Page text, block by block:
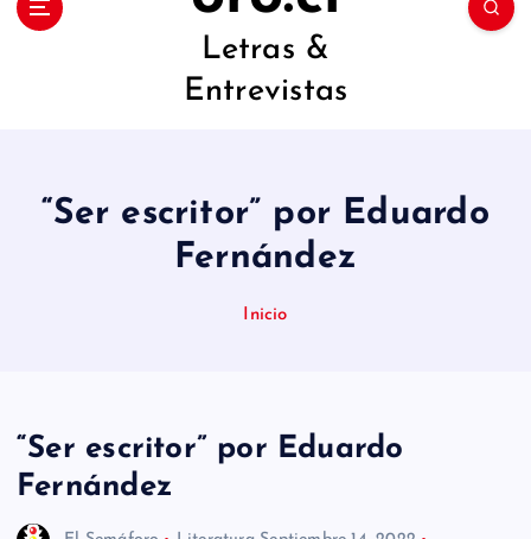
Letras &
Entrevistas
“Ser escritor” por Eduardo
Fernández
Inicio
“Ser escritor” por Eduardo
Fernández